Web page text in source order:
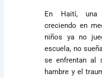
En Haití, una
creciendo en
niños ya no
escuela, no
se enfrentan al
hambre y el